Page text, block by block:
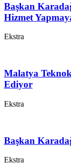
Başkan
Hizmet
Ekstra
Malatya
Ediyor
Ekstra
Başkan
Ekstra